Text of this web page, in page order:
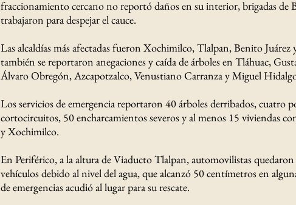
fraccionamiento cercano no reportó daños en su interior, brigadas de
trabajaron para despejar el cauce.
Las alcaldías más afectadas fueron Xochimilco, Tlalpan, Benito Juárez
también se reportaron anegaciones y caída de árboles en Tláhuac,
Álvaro Obregón, Azcapotzalco, Venustiano Carranza y Miguel
Los servicios de emergencia reportaron 40 árboles derribados, cuatro
cortocircuitos, 50 encharcamientos severos y al menos 15 viviendas
y Xochimilco.
En Periférico, a la altura de Viaducto Tlalpan, automovilistas
vehículos debido al nivel del agua, que alcanzó 50 centímetros en
de emergencias acudió al lugar para su rescate.